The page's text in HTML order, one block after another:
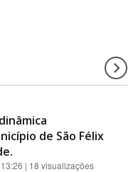
de São Félix
| 18 visualizações